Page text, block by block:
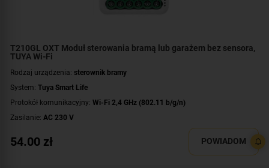
T210GL OXT Moduł sterowania bramą lub garażem bez sensora,
TUYA Wi-Fi
Rodzaj urządzenia: sterownik bramy
System: Tuya Smart Life
Protokół komunikacyjny: Wi-Fi 2,4 GHz (802.11 b/g/n)
Zasilanie: AC 230 V
54.00 zł POWIADOM